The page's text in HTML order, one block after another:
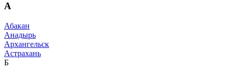
А
Абакан
Анадырь
Архангельск
Астрахань
Б